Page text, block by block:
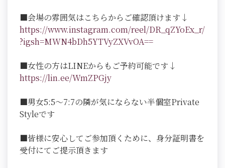
■会場の雰囲気はこちらからご確認頂けます↓
https://www.instagram.com/reel/DR_qZYoEx_r/
?igsh=MWN4bDh5YTVyZXVvOA==
■女性の方はLINEからもご予約可能です↓
https://lin.ee/WmZPGjy
■男女5:5～7:7の隣が気にならない半個室Private
Styleです
■皆様に安心してご参加頂くために、身分証明書を
受付にてご提示頂きます